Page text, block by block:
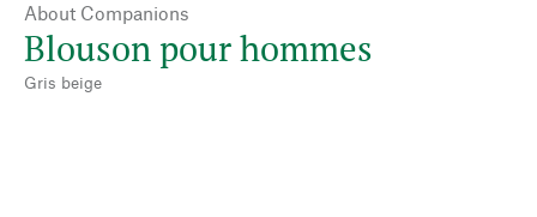
About Companions
Blouson pour hommes
Gris beige